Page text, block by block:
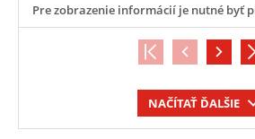
Pre zobrazenie informácií je nutné byť
NAČÍTAŤ ĎALŠIE